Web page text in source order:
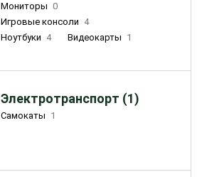
Мониторы 0
Игровые консоли 4
Ноутбуки 4 Видеокарты 1
Электротранспорт (1)
Самокаты 1